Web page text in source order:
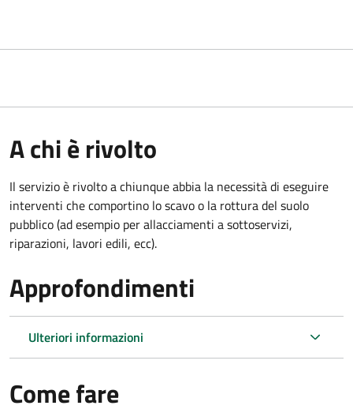
A chi è rivolto
Il servizio è rivolto a chiunque abbia la necessità di eseguire
interventi che comportino lo scavo o la rottura del suolo
pubblico (ad esempio per allacciamenti a sottoservizi,
riparazioni, lavori edili, ecc).
Approfondimenti
Ulteriori informazioni
Come fare